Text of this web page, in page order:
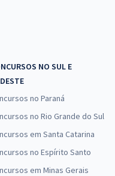
A07 - Analista do MPU -
(-20%)
NO SUL E
no Paraná
no Rio Grande do Sul
em Santa Catarina
no Espírito Santo
em Minas Gerais